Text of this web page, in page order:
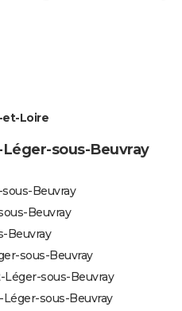
et-Loire
Léger-sous-Beuvray
Beuvray
Beuvray
Beuvray
sous-Beuvray
sous-Beuvray
sous-Beuvray